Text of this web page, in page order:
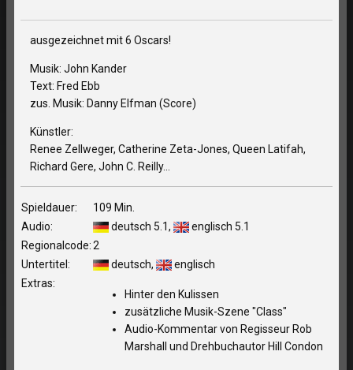
ausgezeichnet mit 6 Oscars!
Musik: John Kander
Text: Fred Ebb
zus. Musik: Danny Elfman (Score)
Künstler:
Renee Zellweger, Catherine Zeta-Jones, Queen Latifah,
Richard Gere, John C. Reilly...
Spieldauer:
109 Min.
Audio:
deutsch 5.1,
englisch 5.1
Regionalcode: 2
Untertitel:
deutsch,
englisch
Extras:
Hinter den Kulissen
zusätzliche Musik-Szene "Class"
Audio-Kommentar von Regisseur Rob
Marshall und Drehbuchautor Hill Condon